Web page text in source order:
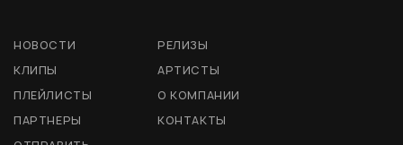
НОВОСТИ
РЕЛИЗЫ
КЛИПЫ
АРТИСТЫ
ПЛЕЙЛИСТЫ
О КОМПАНИИ
ПАРТНЕРЫ
КОНТАКТЫ